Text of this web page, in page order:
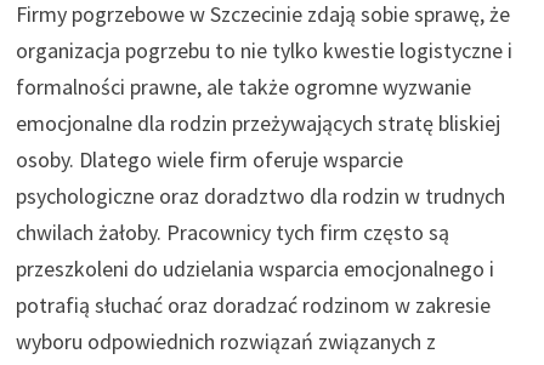
Firmy pogrzebowe w Szczecinie zdają sobie sprawę, że
organizacja pogrzebu to nie tylko kwestie logistyczne i
formalności prawne, ale także ogromne wyzwanie
emocjonalne dla rodzin przeżywających stratę bliskiej
osoby. Dlatego wiele firm oferuje wsparcie
psychologiczne oraz doradztwo dla rodzin w trudnych
chwilach żałoby. Pracownicy tych firm często są
przeszkoleni do udzielania wsparcia emocjonalnego i
potrafią słuchać oraz doradzać rodzinom w zakresie
wyboru odpowiednich rozwiązań związanych z